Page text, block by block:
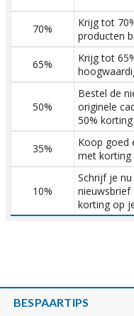
70%
Krijg tot
producten
65%
Krijg tot
50%
Bestel de
originele
50% korting
35%
Koop goed
met korting
10%
Schrijf je
nieuwsbrief
korting op
BESPAARTIPS